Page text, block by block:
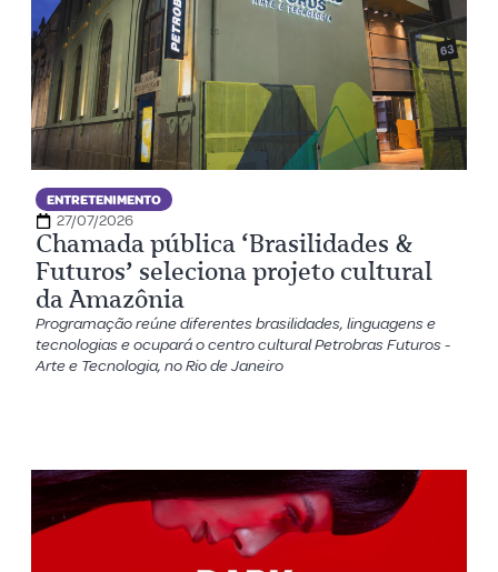
ENTRETENIMENTO
27/07/2026
Chamada pública ‘Brasilidades &
Futuros’ seleciona projeto cultural
da Amazônia
Programação reúne diferentes brasilidades, linguagens e
tecnologias e ocupará o centro cultural Petrobras Futuros -
Arte e Tecnologia, no Rio de Janeiro